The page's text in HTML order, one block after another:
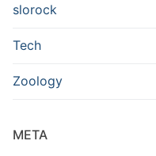
slorock
Tech
Zoology
META